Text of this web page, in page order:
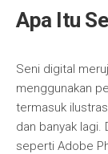
Apa Itu
Seni digital
menggunakan
termasuk
dan banyak lagi.
seperti Adobe